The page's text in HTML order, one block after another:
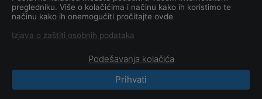
INVEST-GRADNJA NOVI
SAD - U STEČAJU?
CompanyWall Business © 2026
korišćenja | Izjava o privatnosti
pregledniku. Više o kolačićima i načinu kako ih koristimo te
načinu kako ih onemogućiti pročitajte ovde
Izjava o zaštiti osobnih podataka
Podešavanja kolačića
Prihvati